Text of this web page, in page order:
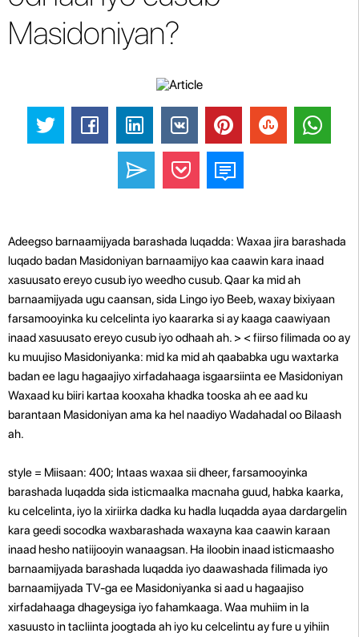
Masidoniyan?
Adeegso barnaamijyada barashada luqadda: Waxaa jira barashada
luqado badan Masidoniyan barnaamijyo kaa caawin kara inaad
xasuusato ereyo cusub iyo weedho cusub. Qaar ka mid ah
barnaamijyada ugu caansan, sida Lingo iyo Beeb, waxay bixiyaan
farsamooyinka ku celcelinta iyo kaararka si ay kaaga caawiyaan
inaad xasuusato ereyo cusub iyo odhaah ah. > < fiirso filimada oo ay
ku muujiso Masidoniyanka: mid ka mid ah qaababka ugu waxtarka
badan ee lagu hagaajiyo xirfadahaaga isgaarsiinta ee Masidoniyan
Waxaad ku biiri kartaa kooxaha khadka tooska ah ee aad ku
barantaan Masidoniyan ama ka hel naadiyo Wadahadal oo Bilaash
ah.
style = Miisaan: 400; Intaas waxaa sii dheer, farsamooyinka
barashada luqadda sida isticmaalka macnaha guud, habka kaarka,
ku celcelinta, iyo la xiriirka dadka ku hadla luqadda ayaa dardargelin
kara geedi socodka waxbarashada waxayna kaa caawin karaan
inaad hesho natiijooyin wanaagsan. Ha iloobin inaad isticmaasho
barnaamijyada barashada luqadda iyo daawashada filimada iyo
barnaamijyada TV-ga ee Masidoniyanka si aad u hagaajiso
xirfadahaaga dhageysiga iyo fahamkaaga. Waa muhiim in la
xasuusto in tacliinta joogtada ah iyo ku celcelintu ay fure u yihiin